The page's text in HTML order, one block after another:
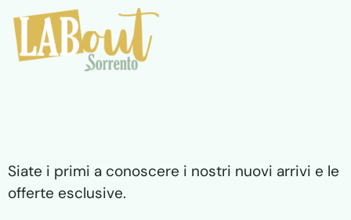
Siate i primi a conoscere i nostri nuovi arrivi e le
offerte esclusive.